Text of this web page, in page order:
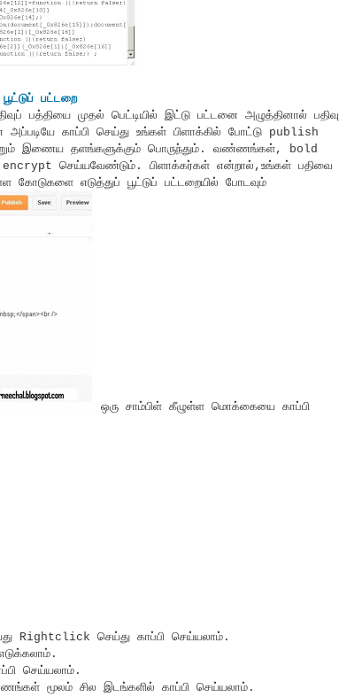
பூட்டுப் பட்டறை
பத்தியை முதல் பெட்டியில் இட்டு பட்டனை அழுத்தினால் பதிவு
அப்படியே காப்பி செய்து உங்கள் பிளாக்கில் போட்டு publish
இணைய தளங்களுக்கும் பொருந்தும். வண்ணங்கள், bold
encrypt செய்யவேண்டும். பிளாக்கர்கள் என்றால்,உங்கள் பதிவை
எடுத்துப் பூட்டுப் பட்டறையில் போடவும்
ஒரு சாம்பிள் கீழுள்ள மொக்கையை காப்பி
Rightclick செய்து காப்பி செய்யலாம்.
செய்யலாம்.
மூலம் சில இடங்களில் காப்பி செய்யலாம்.